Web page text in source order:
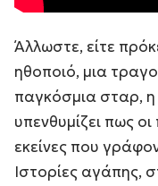
Άλλωστε, είτε
ηθοποιό, μια
παγκόσμια σταρ,
υπενθυμίζει πως οι
εκείνες που
Ιστορίες αγάπης,